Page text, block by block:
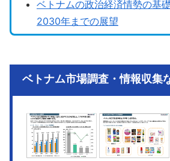
ベトナムの政治経済情勢の基
2030年までの展望
ベトナム市場調査・情報収集